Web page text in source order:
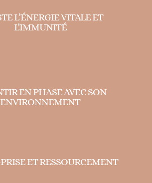
L’ÉNERGIE VITALE ET
L'IMMUNITÉ
EN PHASE AVEC SON
ENVIRONNEMENT
ET RESSOURCEMENT